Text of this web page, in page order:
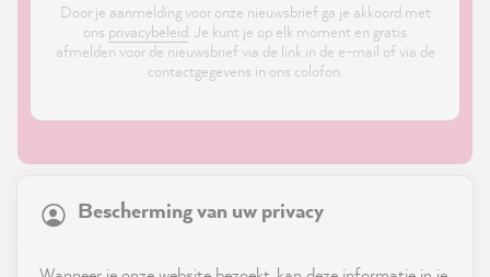
Door je aanmelding voor onze nieuwsbrief ga je akkoord met
ons privacybeleid. Je kunt je op elk moment en gratis
afmelden voor de nieuwsbrief via de link in de e-mail of via de
contactgegevens in ons colofon.
Bescherming van uw privacy
21,872Reviews